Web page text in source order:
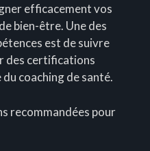
efficacement vos
bien-être. Une des
est de suivre
des certifications
coaching de santé.
recommandées pour